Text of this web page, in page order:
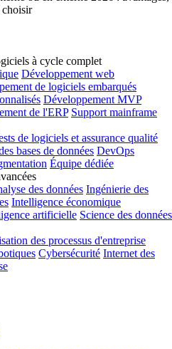
choisir
à cycle complet
Développement web
de logiciels embarqués
Développement MVP
de l'ERP Support mainframe
de logiciels et assurance qualité
bases de données DevOps
Équipe dédiée
des données Ingénierie des
Intelligence économique
artificielle Science des données
des processus d'entreprise
Cybersécurité Internet des